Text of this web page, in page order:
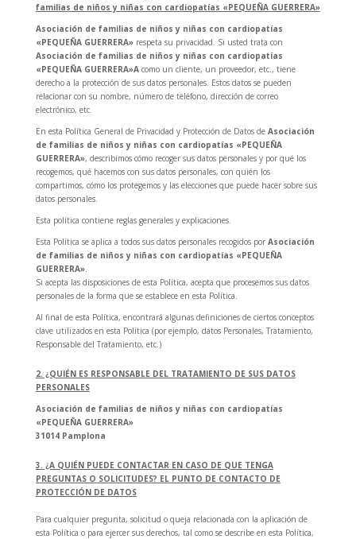
familias de niños y niñas con cardiopatías «PEQUEÑA GUERRERA»
Asociación de familias de niños y niñas con cardiopatías
«PEQUEÑA GUERRERA» respeta su privacidad. Si usted trata con
Asociación de familias de niños y niñas con cardiopatías
«PEQUEÑA GUERRERA»A como un cliente, un proveedor, etc., tiene
derecho a la protección de sus datos personales. Estos datos se pueden
relacionar con su nombre, número de teléfono, dirección de correo
electrónico, etc.
En esta Política General de Privacidad y Protección de Datos de Asociación
de familias de niños y niñas con cardiopatías «PEQUEÑA
GUERRERA», describimos cómo recoger sus datos personales y por qué los
recogemos, qué hacemos con sus datos personales, con quién los
compartimos, cómo los protegemos y las elecciones que puede hacer sobre sus
datos personales.
Esta política contiene reglas generales y explicaciones.
Esta Política se aplica a todos sus datos personales recogidos por Asociación
de familias de niños y niñas con cardiopatías «PEQUEÑA
GUERRERA».
Si acepta las disposiciones de esta Política, acepta que procesemos sus datos
personales de la forma que se establece en esta Política.
Al final de esta Política, encontrará algunas definiciones de ciertos conceptos
clave utilizados en esta Política (por ejemplo, datos Personales, Tratamiento,
Responsable del Tratamiento, etc.)
2. ¿QUIÉN ES RESPONSABLE DEL TRATAMIENTO DE SUS DATOS
PERSONALES
Asociación de familias de niños y niñas con cardiopatías
«PEQUEÑA GUERRERA»
31014 Pamplona
3. ¿A QUIÉN PUEDE CONTACTAR EN CASO DE QUE TENGA
PREGUNTAS O SOLICITUDES? EL PUNTO DE CONTACTO DE
PROTECCIÓN DE DATOS
Para cualquier pregunta, solicitud o queja relacionada con la aplicación de
esta Política o para ejercer sus derechos, tal como se describe en esta Política,